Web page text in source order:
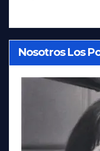
Nosotros Los